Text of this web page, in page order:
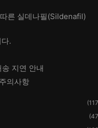
른 실데나필(Sildenafil)
.
지연 안내
의사항